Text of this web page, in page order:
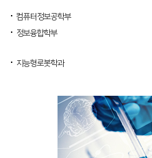
컴퓨터정보공학부
정보융합학부
지능형로봇학과